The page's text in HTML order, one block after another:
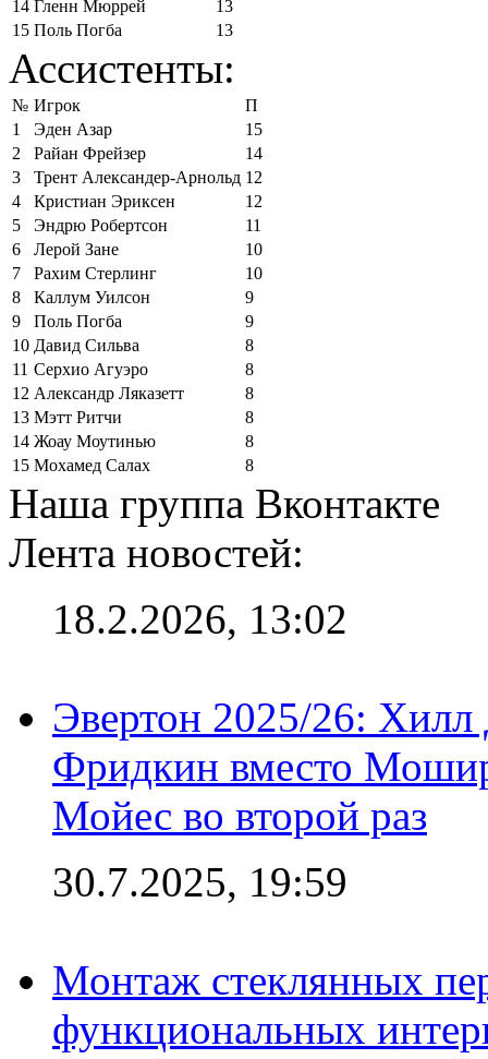
14 Гленн Мюррей
13
15 Поль Погба 13
Ассистенты:
№ Игрок
П
1
Эден Азар
15
2
Райан Фрейзер
14
3
Трент Александер-Арнольд 12
4
Кристиан Эриксен
12
5
Эндрю Робертсон
11
6
Лерой Зане
10
7
Рахим Стерлинг
10
8
Каллум Уилсон
9
9
Поль Погба
9
10 Давид Сильва
8
11 Серхио Агуэро
8
12 Александр Ляказетт
8
13 Мэтт Ритчи
8
14 Жоау Моутинью
8
15 Мохамед Салах 8
Наша группа Вконтакте
Лента новостей:
18.2.2026, 13:02
Эвертон 2025/26:
Фридкин вместо
Мойес во второй раз
30.7.2025, 19:59
Монтаж стеклянных
функциональных